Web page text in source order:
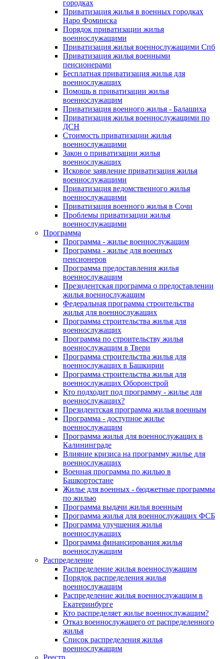
городках
Приватизация жилья в военных городках
Наро Фоминска
Порядок приватизации жилья
военнослужащими
Приватизация жилья военнослужащими Спб
Приватизация жилья военными
пенсионерами
Бесплатная приватизация жилья для
военнослужащих
Помощь в приватизации жилья
военнослужащим
Приватизация военного жилья - Балашиха
Приватизация жилья военнослужащими по
ДСН
Стоимость приватизации жилья
военнослужащими
Закон о приватизации жилья
военнослужащих
Исковое заявление приватизация жилья
военнослужащими
Приватизация ведомственного жилья
военнослужащими
Приватизация военного жилья в Сочи
Проблемы приватизации жилья
военнослужащими
Программа
Программа - жилье военнослужащим
Программа - жилье для военных
пенсионеров
Программа предоставления жилья
военнослужащим
Президентская программа о предоставлении
жилья военнослужащим
Федеральная программа строительства
жилья для военнослужащих
Программа строительства жилья для
военнослужащих
Программа по строительству жилья
военнослужащим в Твери
Программа строительства жилья для
военнослужащих в Башкирии
Программа строительства жилья для
военнослужащих Оборонстрой
Кто подходит под программу - жилье для
военнослужащих?
Президентская программа жилья военным
Программа - доступное жилье
военнослужащим
Программа жилья для военнослужащих в
Калининграде
Влияние кризиса на программу жилье для
военнослужащих
Военная программа по жилью в
Башкортостане
Жилье для военных - бюджетные программы
по жилью
Программа выдачи жилья военным
Программа жилья для военнослужащих ФСБ
Программа улучшения жилья
военнослужащих
Программа финансирования жилья
военнослужащим
Распределение
Распределение жилья военнослужащим
Порядок распределения жилья
военнослужащим
Распределение жилья военнослужащим в
Екатеринбурге
Кто распределяет жилье военнослужащим?
Отказ военнослужащего от распределенного
жилья
Список распределения жилья
военнослужащим
Реестр